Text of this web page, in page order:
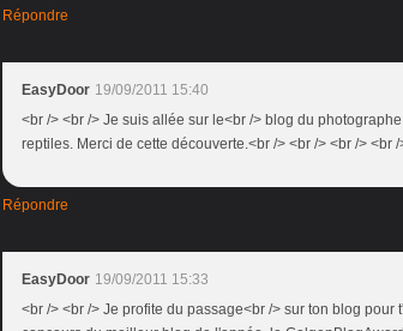
Répondre
EasyDoor 19/09/2011 15:40
<br /> <br /> Je suis allée sur le<br /> blog du
reptiles. Merci de cette découverte.<br /> <br /> <br /> <br /
Répondre
EasyDoor 19/09/2011 15:33
<br /> <br /> Je profite du passage<br /> sur ton blog